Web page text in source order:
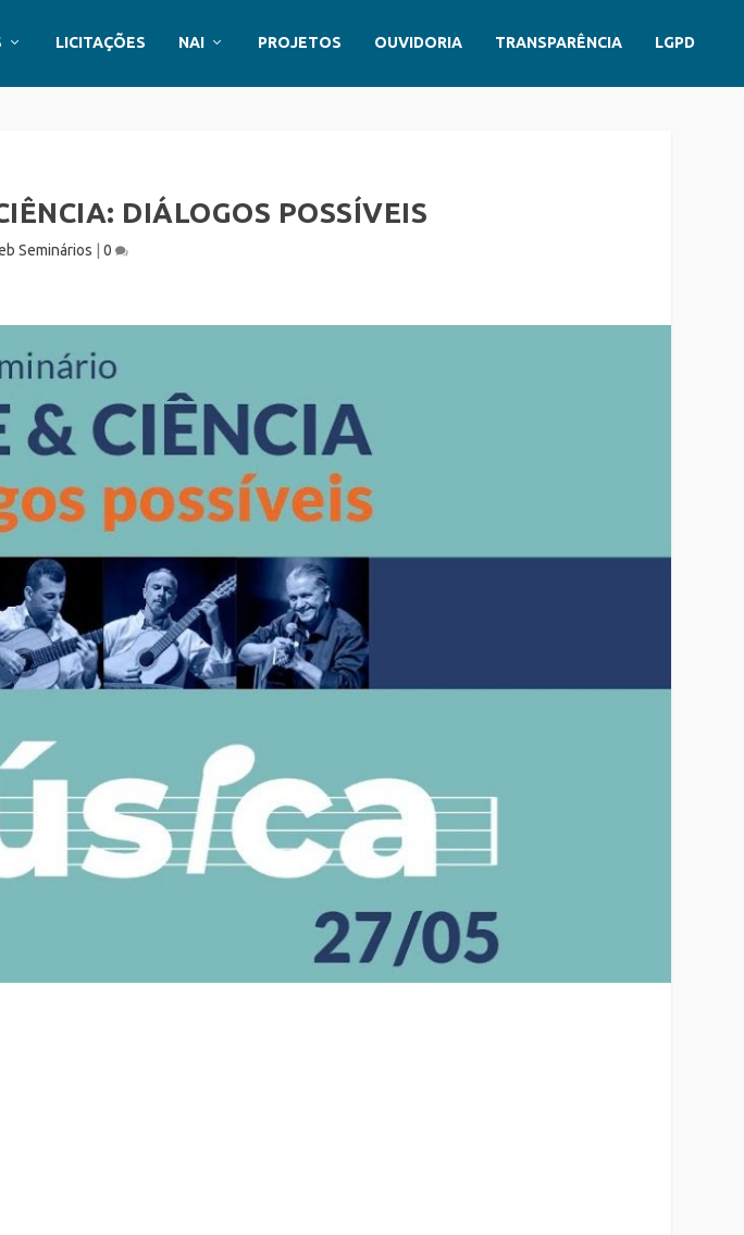
LICITAÇÕES NAI PROJETOS OUVIDORIA TRANSPARÊNCIA LGPD
DIÁLOGOS POSSÍVEIS
Seminários 0